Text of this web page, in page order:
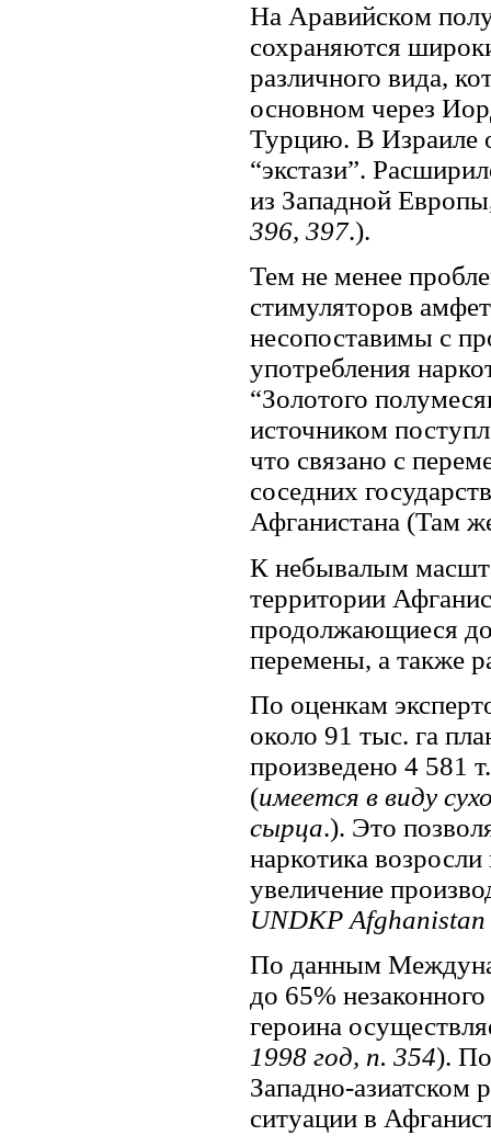
На Аравийском
сохраняются
различного вида,
основном через
Турцию. В Израиле
“экстази”.
из Западной
396, 397.).
Тем не менее
стимуляторов
несопоставимы с
употребления
“Золотого
источником
что связано с
соседних
Афганистана (Там
К небывалым
территории
продолжающиеся до
перемены, а также
По оценкам
около 91 тыс. га
произведено 4 581
(имеется в виду
сырца.). Это
наркотика
увеличение
UNDKP
По данным
до 65%
героина
1998 год, п. 354).
Западно-азиатском
ситуации в